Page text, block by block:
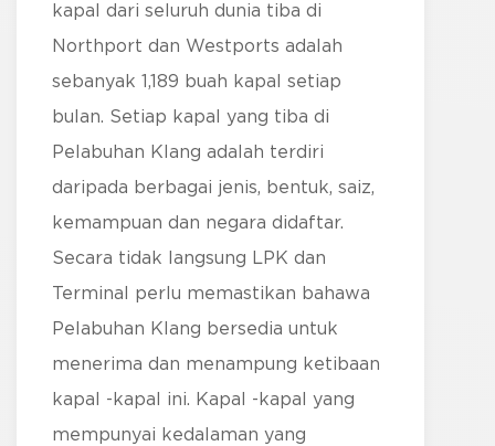
kapal dari seluruh dunia tiba di
Northport dan Westports adalah
sebanyak 1,189 buah kapal setiap
bulan. Setiap kapal yang tiba di
Pelabuhan Klang adalah terdiri
daripada berbagai jenis, bentuk, saiz,
kemampuan dan negara didaftar.
Secara tidak langsung LPK dan
Terminal perlu memastikan bahawa
Pelabuhan Klang bersedia untuk
menerima dan menampung ketibaan
kapal -kapal ini. Kapal -kapal yang
mempunyai kedalaman yang